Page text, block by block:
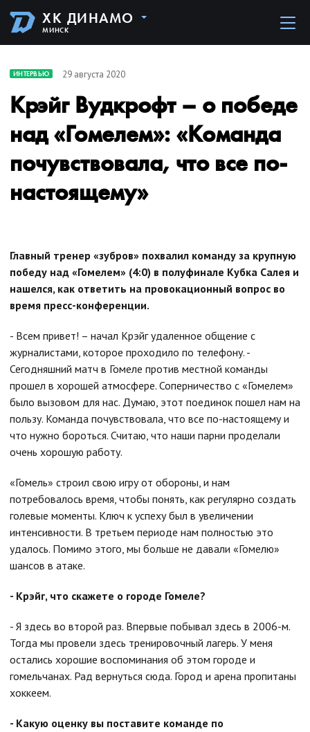
ХК ДИНАМО
МИНСК
ИНТЕРВЬЮ 29 августа 2020
Крэйг Вудкрофт – о победе
над «Гомелем»: «Команда
почувствовала, что все по-
настоящему»
Главный тренер «зубров» похвалил команду за крупную
победу над «Гомелем» (4:0) в полуфинале Кубка Салея и
нашелся, как ответить на провокационный вопрос во
время пресс-конференции.
- Всем привет! – начал Крэйг удаленное общение с
журналистами, которое проходило по телефону. -
Сегодняшний матч в Гомеле против местной команды
прошел в хорошей атмосфере. Соперничество с «Гомелем»
было вызовом для нас. Думаю, этот поединок пошел нам на
пользу. Команда почувствовала, что все по-настоящему и
что нужно бороться. Считаю, что наши парни проделали
очень хорошую работу.
«Гомель» строил свою игру от обороны, и нам
потребовалось время, чтобы понять, как регулярно создать
голевые моменты. Ключ к успеху был в увеличении
интенсивности. В третьем периоде нам полностью это
удалось. Помимо этого, мы больше не давали «Гомелю»
шансов в атаке.
- Крэйг, что скажете о городе Гомеле?
- Я здесь во второй раз. Впервые побывал здесь в 2006-м.
Тогда мы провели здесь тренировочный лагерь. У меня
остались хорошие воспоминания об этом городе и
гомельчанах. Рад вернуться сюда. Город и арена пропитаны
хоккеем.
- Какую оценку вы поставите команде по